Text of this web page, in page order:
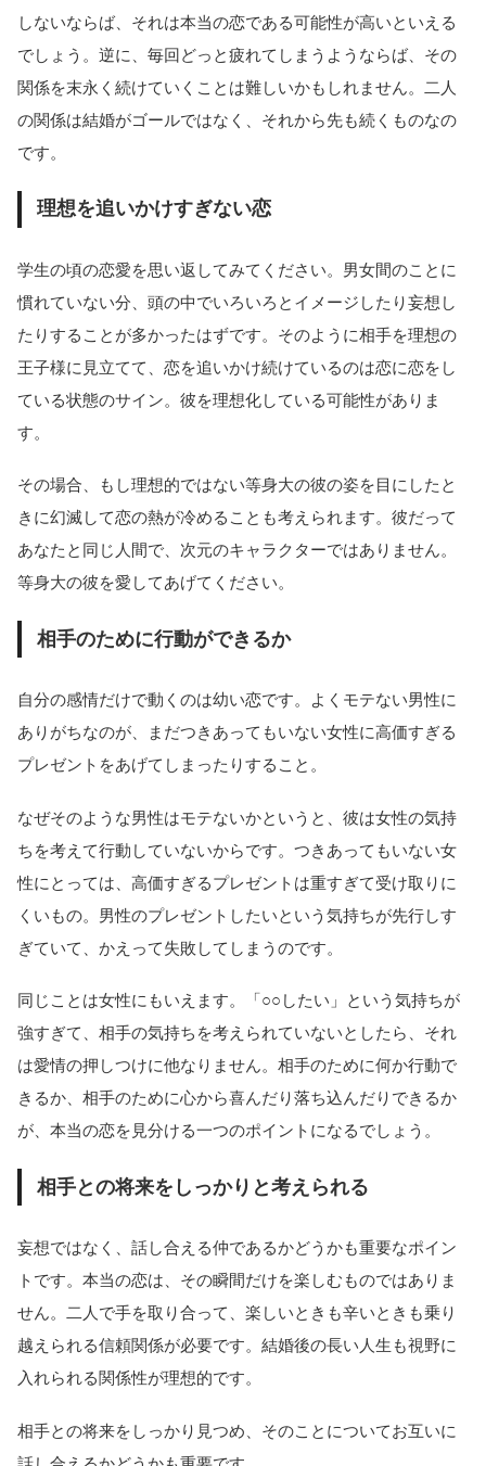
しないならば、それは本当の恋である可能性が高いといえる
でしょう。逆に、毎回どっと疲れてしまうようならば、その
関係を末永く続けていくことは難しいかもしれません。二人
の関係は結婚がゴールではなく、それから先も続くものなの
です。
理想を追いかけすぎない恋
学生の頃の恋愛を思い返してみてください。男女間のことに
慣れていない分、頭の中でいろいろとイメージしたり妄想し
たりすることが多かったはずです。そのように相手を理想の
王子様に見立てて、恋を追いかけ続けているのは恋に恋をし
ている状態のサイン。彼を理想化している可能性がありま
す。
その場合、もし理想的ではない等身大の彼の姿を目にしたと
きに幻滅して恋の熱が冷めることも考えられます。彼だって
あなたと同じ人間で、次元のキャラクターではありません。
等身大の彼を愛してあげてください。
相手のために行動ができるか
自分の感情だけで動くのは幼い恋です。よくモテない男性に
ありがちなのが、まだつきあってもいない女性に高価すぎる
プレゼントをあげてしまったりすること。
なぜそのような男性はモテないかというと、彼は女性の気持
ちを考えて行動していないからです。つきあってもいない女
性にとっては、高価すぎるプレゼントは重すぎて受け取りに
くいもの。男性のプレゼントしたいという気持ちが先行しす
ぎていて、かえって失敗してしまうのです。
同じことは女性にもいえます。「○○したい」という気持ちが
強すぎて、相手の気持ちを考えられていないとしたら、それ
は愛情の押しつけに他なりません。相手のために何か行動で
きるか、相手のために心から喜んだり落ち込んだりできるか
が、本当の恋を見分ける一つのポイントになるでしょう。
相手との将来をしっかりと考えられる
妄想ではなく、話し合える仲であるかどうかも重要なポイン
トです。本当の恋は、その瞬間だけを楽しむものではありま
せん。二人で手を取り合って、楽しいときも辛いときも乗り
越えられる信頼関係が必要です。結婚後の長い人生も視野に
入れられる関係性が理想的です。
相手との将来をしっかり見つめ、そのことについてお互いに